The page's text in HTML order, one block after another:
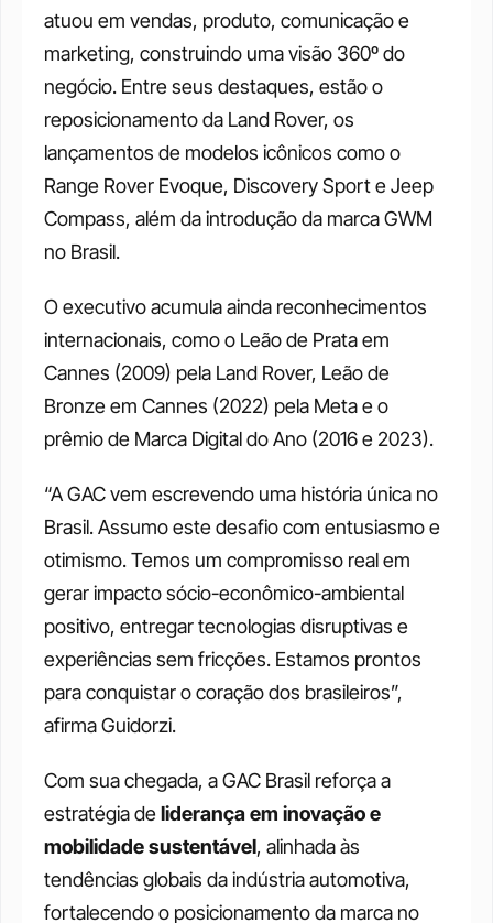
atuou em vendas, produto, comunicação e
marketing, construindo uma visão 360º do
negócio. Entre seus destaques, estão o
reposicionamento da Land Rover, os
lançamentos de modelos icônicos como o
Range Rover Evoque, Discovery Sport e Jeep
Compass, além da introdução da marca GWM
no Brasil.
O executivo acumula ainda reconhecimentos
internacionais, como o Leão de Prata em
Cannes (2009) pela Land Rover, Leão de
Bronze em Cannes (2022) pela Meta e o
prêmio de Marca Digital do Ano (2016 e 2023).
“A GAC vem escrevendo uma história única no
Brasil. Assumo este desafio com entusiasmo e
otimismo. Temos um compromisso real em
gerar impacto sócio-econômico-ambiental
positivo, entregar tecnologias disruptivas e
experiências sem fricções. Estamos prontos
para conquistar o coração dos brasileiros”,
afirma Guidorzi.
Com sua chegada, a GAC Brasil reforça a
estratégia de liderança em inovação e
mobilidade sustentável, alinhada às
tendências globais da indústria automotiva,
fortalecendo o posicionamento da marca no